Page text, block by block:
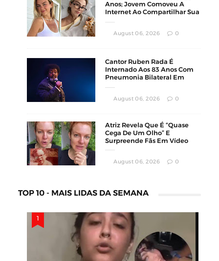
Anos; Jovem Comoveu A
Internet Ao Compartilhar Sua
August 06, 2026 0
Cantor Ruben Rada É
Internado Aos 83 Anos Com
Pneumonia Bilateral Em
August 06, 2026 0
Atriz Revela Que É “Quase
Cega De Um Olho” E
Surpreende Fãs Em Vídeo
August 06, 2026 0
TOP 10 - MAIS LIDAS DA SEMANA